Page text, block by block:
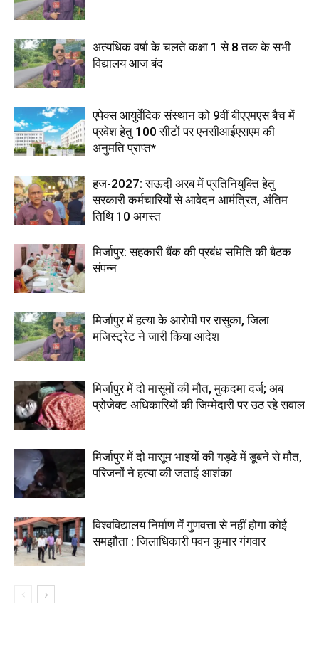
अत्यधिक वर्षा के चलते कक्षा 1 से 8 तक के सभी
विद्यालय आज बंद
एपेक्स आयुर्वेदिक संस्थान को 9वीं बीएएमएस बैच में
प्रवेश हेतु 100 सीटों पर एनसीआईएसएम की
अनुमति प्राप्त*
हज-2027: सऊदी अरब में प्रतिनियुक्ति हेतु
सरकारी कर्मचारियों से आवेदन आमंत्रित, अंतिम
तिथि 10 अगस्त
मिर्जापुर: सहकारी बैंक की प्रबंध समिति की बैठक
संपन्न
मिर्जापुर में हत्या के आरोपी पर रासुका, जिला
मजिस्ट्रेट ने जारी किया आदेश
मिर्जापुर में दो मासूमों की मौत, मुकदमा दर्ज; अब
प्रोजेक्ट अधिकारियों की जिम्मेदारी पर उठ रहे सवाल
मिर्जापुर में दो मासूम भाइयों की गड्ढे में डूबने से मौत,
परिजनों ने हत्या की जताई आशंका
विश्वविद्यालय निर्माण में गुणवत्ता से नहीं होगा कोई
समझौता : जिलाधिकारी पवन कुमार गंगवार